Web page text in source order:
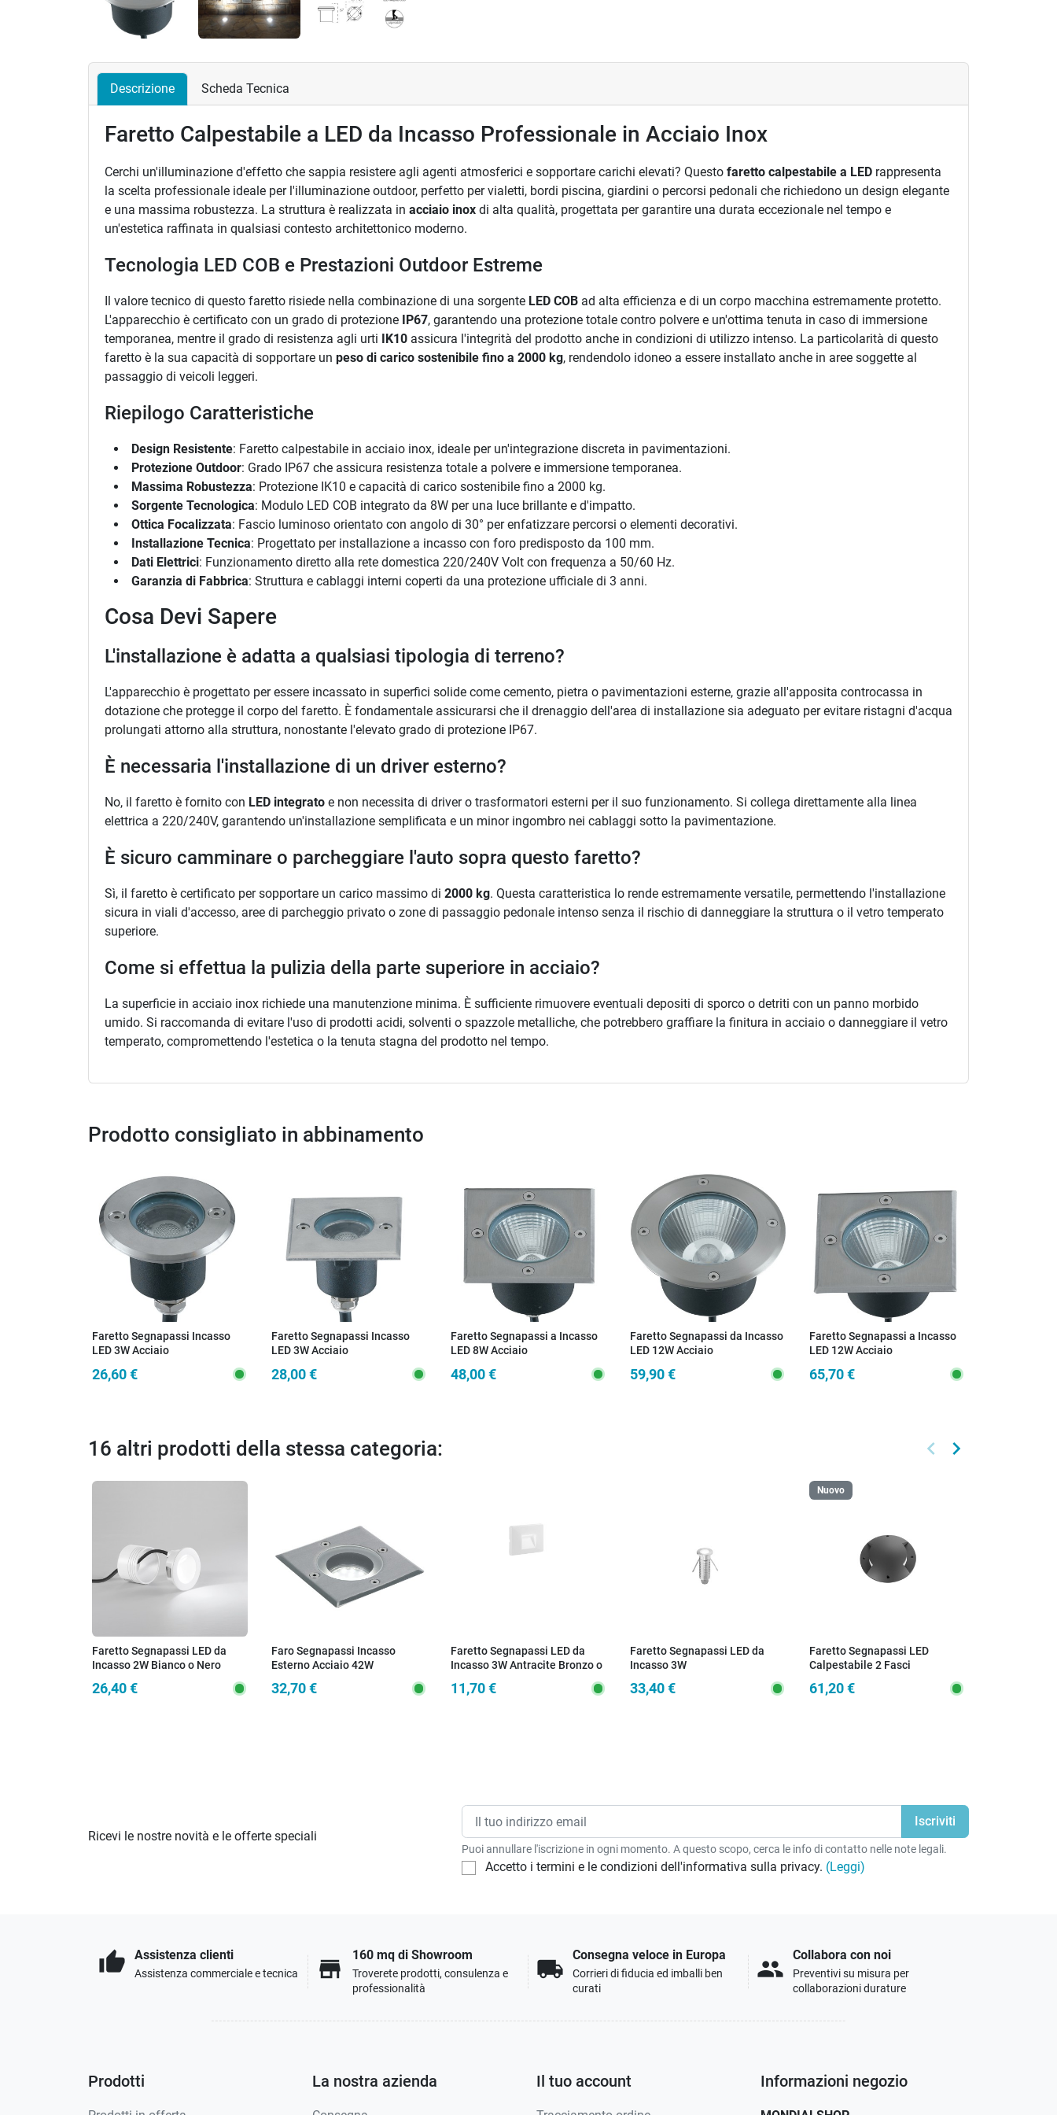
Descrizione Scheda Tecnica
Faretto Calpestabile a LED da Incasso Professionale in Acciaio Inox
Cerchi un'illuminazione d'effetto che sappia resistere agli agenti atmosferici e sopportare carichi elevati? Questo faretto calpestabile a LED rappresenta
la scelta professionale ideale per l'illuminazione outdoor, perfetto per vialetti, bordi piscina, giardini o percorsi pedonali che richiedono un design elegante
e una massima robustezza. La struttura è realizzata in acciaio inox di alta qualità, progettata per garantire una durata eccezionale nel tempo e
un'estetica raffinata in qualsiasi contesto architettonico moderno.
Tecnologia LED COB e Prestazioni Outdoor Estreme
Il valore tecnico di questo faretto risiede nella combinazione di una sorgente LED COB ad alta efficienza e di un corpo macchina estremamente protetto.
L'apparecchio è certificato con un grado di protezione
IP67, garantendo una protezione totale contro polvere e un'ottima tenuta in caso di immersione
temporanea, mentre il grado di resistenza agli urti
IK10 assicura l'integrità del prodotto anche in condizioni di utilizzo intenso. La particolarità di questo
faretto è la sua capacità di sopportare un peso di carico sostenibile fino a 2000 kg, rendendolo idoneo a essere installato anche in aree soggette al
passaggio di veicoli leggeri.
Riepilogo Caratteristiche
Design Resistente: Faretto calpestabile in acciaio inox, ideale per un'integrazione discreta in pavimentazioni.
Protezione Outdoor: Grado IP67 che assicura resistenza totale a polvere e immersione temporanea.
Massima Robustezza: Protezione IK10 e capacità di carico sostenibile fino a 2000 kg.
Sorgente Tecnologica: Modulo LED COB integrato da 8W per una luce brillante e d'impatto.
Ottica Focalizzata: Fascio luminoso orientato con angolo di 30° per enfatizzare percorsi o elementi decorativi.
Installazione Tecnica: Progettato per installazione a incasso con foro predisposto da 100 mm.
Dati Elettrici: Funzionamento diretto alla rete domestica 220/240V Volt con frequenza a 50/60 Hz.
Garanzia di Fabbrica: Struttura e cablaggi interni coperti da una protezione ufficiale di 3 anni.
Cosa Devi Sapere
L'installazione è adatta a qualsiasi tipologia di terreno?
L'apparecchio è progettato per essere incassato in superfici solide come cemento, pietra o pavimentazioni esterne, grazie all'apposita controcassa in
dotazione che protegge il corpo del faretto. È fondamentale assicurarsi che il drenaggio dell'area di installazione sia adeguato per evitare ristagni d'acqua
prolungati attorno alla struttura, nonostante l'elevato grado di protezione IP67.
È necessaria l'installazione di un driver esterno?
No, il faretto è fornito con LED integrato e non necessita di driver o trasformatori esterni per il suo funzionamento. Si collega direttamente alla linea
elettrica a 220/240V, garantendo un'installazione semplificata e un minor ingombro nei cablaggi sotto la pavimentazione.
È sicuro camminare o parcheggiare l'auto sopra questo faretto?
Sì, il faretto è certificato per sopportare un carico massimo di 2000 kg. Questa caratteristica lo rende estremamente versatile, permettendo l'installazione
sicura in viali d'accesso, aree di parcheggio privato o zone di passaggio pedonale intenso senza il rischio di danneggiare la struttura o il vetro temperato
superiore.
Come si effettua la pulizia della parte superiore in acciaio?
La superficie in acciaio inox richiede una manutenzione minima. È sufficiente rimuovere eventuali depositi di sporco o detriti con un panno morbido
umido. Si raccomanda di evitare l'uso di prodotti acidi, solventi o spazzole metalliche, che potrebbero graffiare la finitura in acciaio o danneggiare il vetro
temperato, compromettendo l'estetica o la tenuta stagna del prodotto nel tempo.
Prodotto consigliato in abbinamento
Faretto Segnapassi Incasso
LED 3W Acciaio
26,60 €
Faretto Segnapassi Incasso
LED 3W Acciaio
28,00 €
Faretto Segnapassi a Incasso
LED 8W Acciaio
48,00 €
Faretto Segnapassi da Incasso
LED 12W Acciaio
59,90 €
Faretto Segnapassi a Incasso
LED 12W Acciaio
65,70 €
16 altri prodotti della stessa categoria: Precedente
keyboard_arrow_left Successivo
keyboard_arrow_right
Faretto Segnapassi LED da
Incasso 2W Bianco o Nero
26,40 €
Faro Segnapassi Incasso
Esterno Acciaio 42W
32,70 €
Faretto Segnapassi LED da
Incasso 3W Antracite Bronzo o
11,70 €
Faretto Segnapassi LED da
Incasso 3W
33,40 €
Nuovo
Faretto Segnapassi LED
Calpestabile 2 Fasci
61,20 €
Ricevi le nostre novità e le offerte speciali
Puoi annullare l'iscrizione in ogni momento. A questo scopo, cerca le info di contatto nelle note legali.
Accetto i termini e le condizioni dell'informativa sulla privacy. (Leggi)
thumb_up Assistenza clienti
Assistenza commerciale e tecnica store
160 mq di Showroom
Troverete prodotti, consulenza e
professionalità
local_shipping
Consegna veloce in Europa
Corrieri di fiducia ed imballi ben
curati
people
Collabora con noi
Preventivi su misura per
collaborazioni durature
Prodotti La nostra azienda Il tuo account Informazioni negozio